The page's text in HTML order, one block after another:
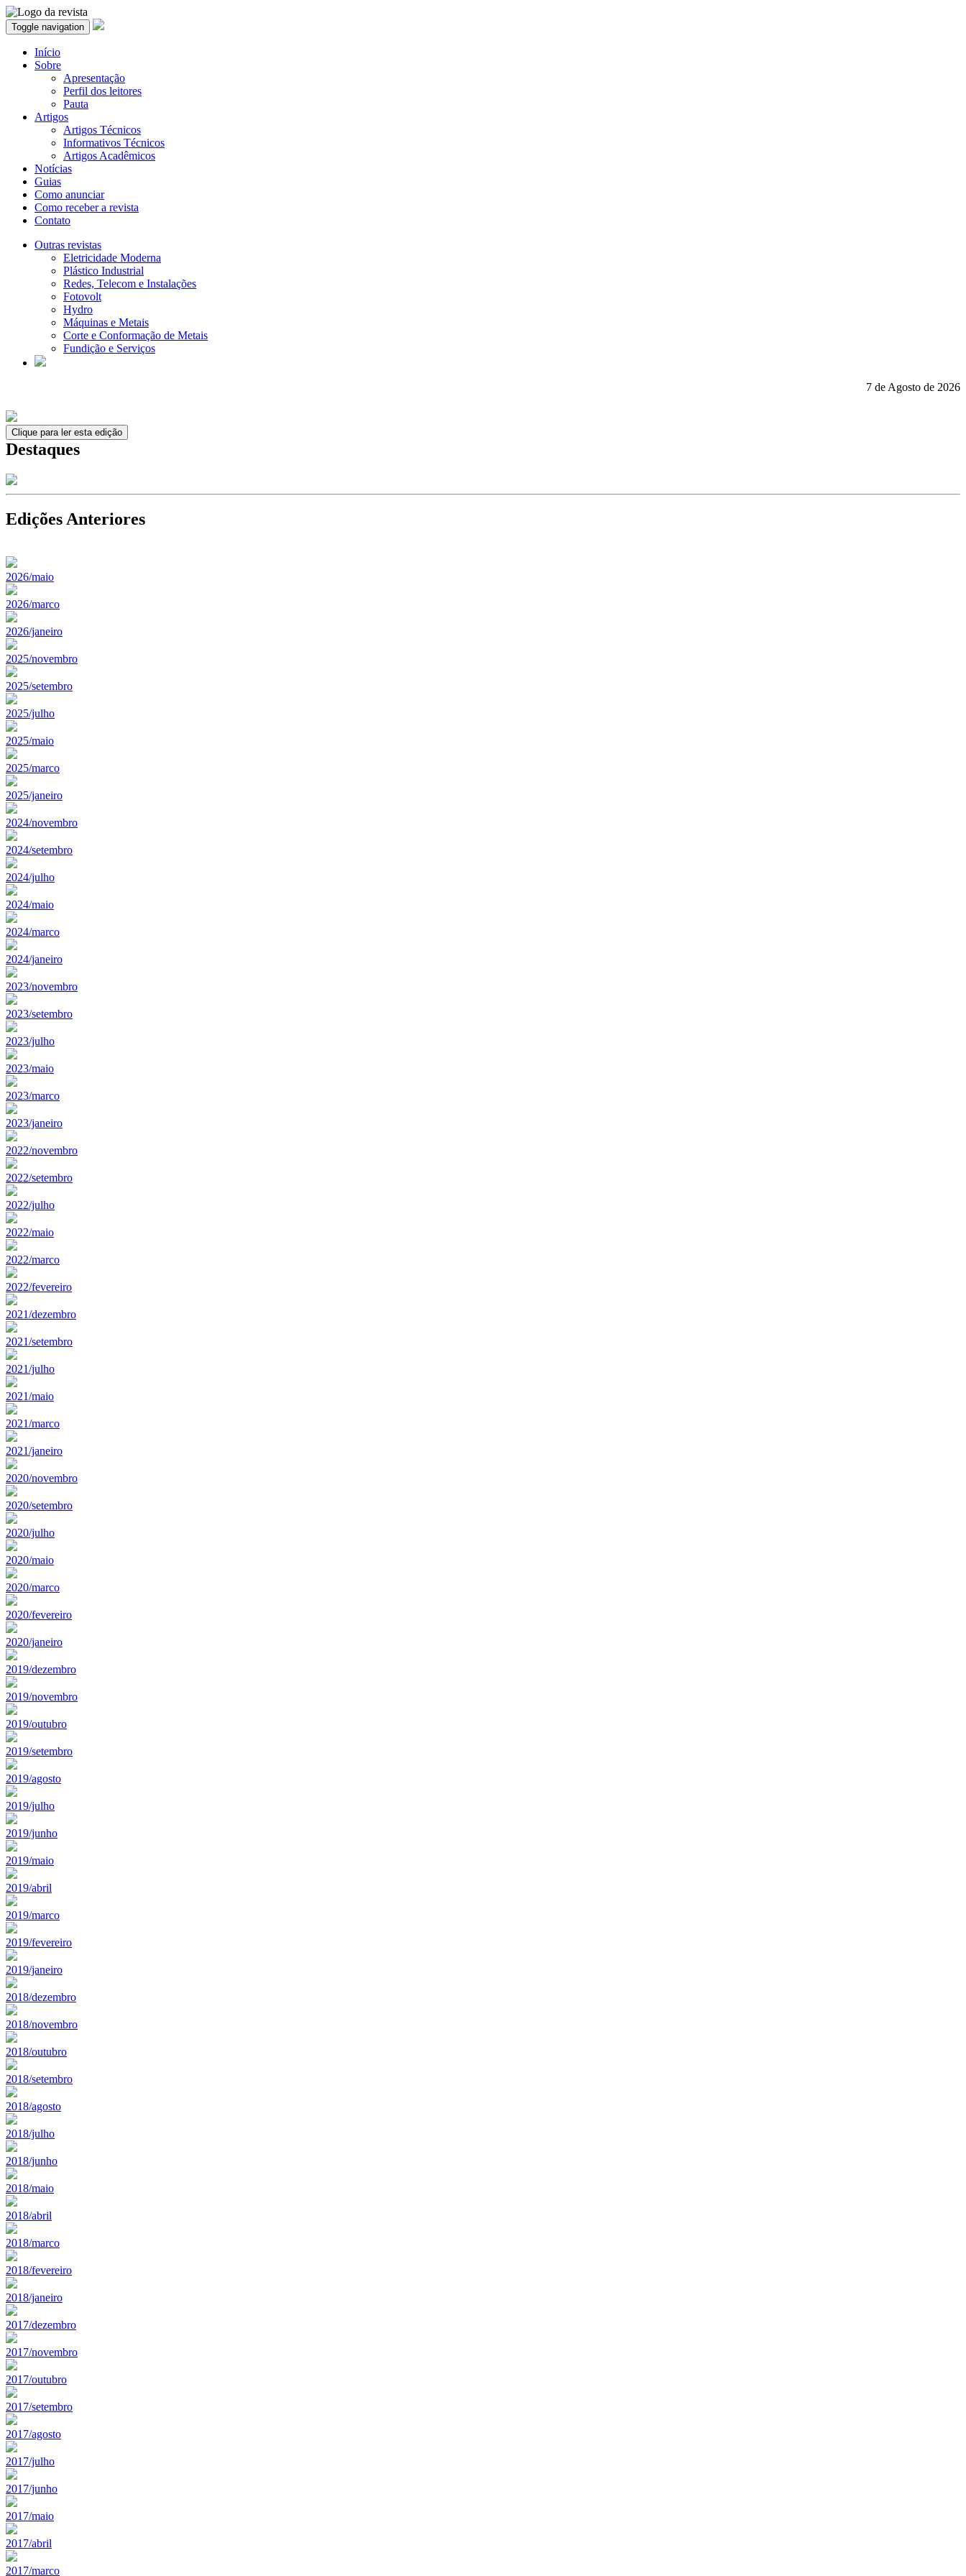
Toggle navigation
Início
Sobre
Apresentação
Perfil dos leitores
Pauta
Artigos
Artigos Técnicos
Informativos Técnicos
Artigos Acadêmicos
Notícias
Guias
Como anunciar
Como receber a revista
Contato
Outras revistas
Eletricidade Moderna
Plástico Industrial
Redes, Telecom e Instalações
Fotovolt
Hydro
Máquinas e Metais
Corte e Conformação de Metais
Fundição e Serviços
7 de Agosto de 2026
Clique para ler esta edição
Destaques
Edições Anteriores
2026/maio
2026/marco
2026/janeiro
2025/novembro
2025/setembro
2025/julho
2025/maio
2025/marco
2025/janeiro
2024/novembro
2024/setembro
2024/julho
2024/maio
2024/marco
2024/janeiro
2023/novembro
2023/setembro
2023/julho
2023/maio
2023/marco
2023/janeiro
2022/novembro
2022/setembro
2022/julho
2022/maio
2022/marco
2022/fevereiro
2021/dezembro
2021/setembro
2021/julho
2021/maio
2021/marco
2021/janeiro
2020/novembro
2020/setembro
2020/julho
2020/maio
2020/marco
2020/fevereiro
2020/janeiro
2019/dezembro
2019/novembro
2019/outubro
2019/setembro
2019/agosto
2019/julho
2019/junho
2019/maio
2019/abril
2019/marco
2019/fevereiro
2019/janeiro
2018/dezembro
2018/novembro
2018/outubro
2018/setembro
2018/agosto
2018/julho
2018/junho
2018/maio
2018/abril
2018/marco
2018/fevereiro
2018/janeiro
2017/dezembro
2017/novembro
2017/outubro
2017/setembro
2017/agosto
2017/julho
2017/junho
2017/maio
2017/abril
2017/marco